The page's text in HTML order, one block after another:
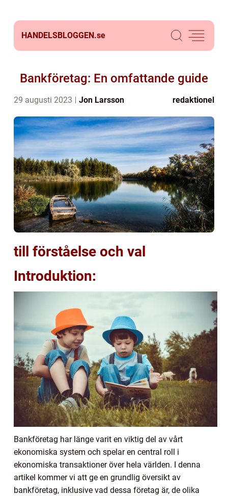
HANDELSBLOGGEN.se
Bankföretag: En omfattande guide
29 augusti 2023 Jon Larsson redaktionel
till förståelse och val
Introduktion:
Bankföretag har länge varit en viktig del av vårt
ekonomiska system och spelar en central roll i
ekonomiska transaktioner över hela världen. I denna
artikel kommer vi att ge en grundlig översikt av
bankföretag, inklusive vad dessa företag är, de olika